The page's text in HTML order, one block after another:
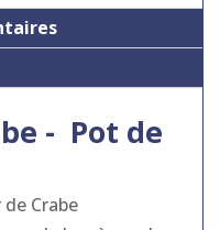
- Pot de
Crabe